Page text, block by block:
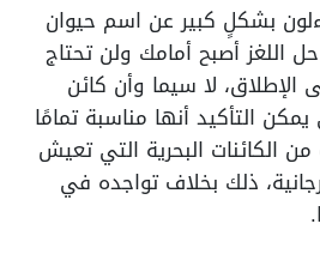
بشكلٍ كبير عن اسم حيوان
اللغز أصبح أمامك ولن تحتاج
لا سيما وأن كائن
التأكيد أنها مناسبة تمامًا
الكائنات البحرية التي تعيش
ذلك بخلاف تواجده في